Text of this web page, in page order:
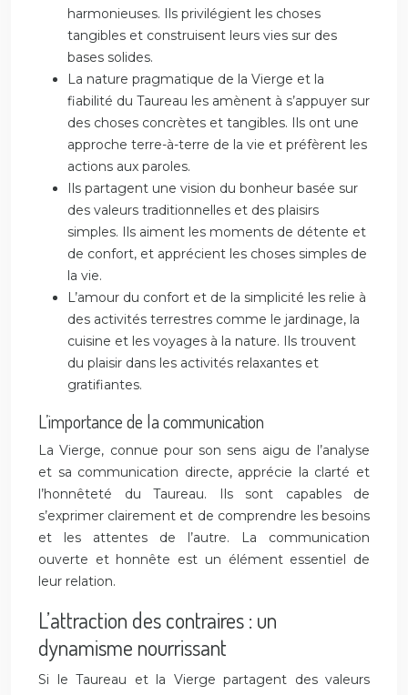
harmonieuses. Ils privilégient les choses
tangibles et construisent leurs vies sur des
bases solides.
La nature pragmatique de la Vierge et la
fiabilité du Taureau les amènent à s’appuyer sur
des choses concrètes et tangibles. Ils ont une
approche terre-à-terre de la vie et préfèrent les
actions aux paroles.
Ils partagent une vision du bonheur basée sur
des valeurs traditionnelles et des plaisirs
simples. Ils aiment les moments de détente et
de confort, et apprécient les choses simples de
la vie.
L’amour du confort et de la simplicité les relie à
des activités terrestres comme le jardinage, la
cuisine et les voyages à la nature. Ils trouvent
du plaisir dans les activités relaxantes et
gratifiantes.
L’importance de la communication
La Vierge, connue pour son sens aigu de l’analyse
et sa communication directe, apprécie la clarté et
l’honnêteté du Taureau. Ils sont capables de
s’exprimer clairement et de comprendre les besoins
et les attentes de l’autre. La communication
ouverte et honnête est un élément essentiel de
leur relation.
L’attraction des contraires : un
dynamisme nourrissant
Si le Taureau et la Vierge partagent des valeurs